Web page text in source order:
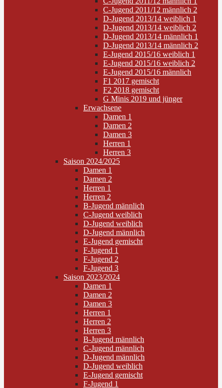
C-Jugend 2011/12 männlich 2
D-Jugend 2013/14 weiblich 1
D-Jugend 2013/14 weiblich 2
D-Jugend 2013/14 männlich 1
D-Jugend 2013/14 männlich 2
E-Jugend 2015/16 weiblich 1
E-Jugend 2015/16 weiblich 2
E-Jugend 2015/16 männlich
F1 2017 gemischt
F2 2018 gemischt
G Minis 2019 und jünger
Erwachsene
Damen 1
Damen 2
Damen 3
Herren 1
Herren 3
Saison 2024/2025
Damen 1
Damen 2
Herren 1
Herren 2
B-Jugend männlich
C-Jugend weiblich
D-Jugend weiblich
D-Jugend männlich
E-Jugend gemischt
F-Jugend 1
F-Jugend 2
F-Jugend 3
Saison 2023/2024
Damen 1
Damen 2
Damen 3
Herren 1
Herren 2
Herren 3
B-Jugend männlich
C-Jugend männlich
D-Jugend männlich
D-Jugend weiblich
E-Jugend gemischt
F-Jugend 1